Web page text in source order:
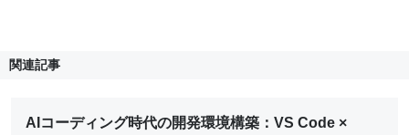
関連記事
AIコーディング時代の開発環境構築：VS Code ×